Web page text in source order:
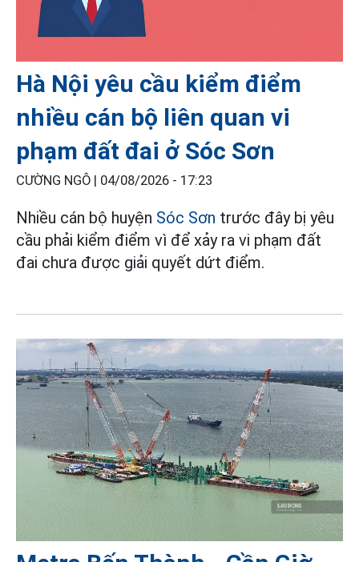
Hà Nội yêu cầu kiểm điểm
nhiều cán bộ liên quan vi
phạm đất đai ở Sóc Sơn
CƯỜNG NGÔ | 04/08/2026 - 17:23
Nhiều cán bộ huyện Sóc Sơn trước đây bị yêu
cầu phải kiểm điểm vì để xảy ra vi phạm đất
đai chưa được giải quyết dứt điểm.